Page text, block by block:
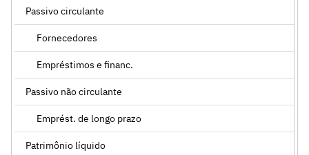
Passivo circulante
Fornecedores
Empréstimos e financ.
Passivo não circulante
Emprést. de longo prazo
Patrimônio líquido